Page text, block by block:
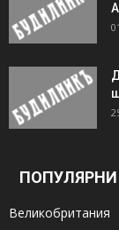
ПОПУЛЯРНИ
Великобритания